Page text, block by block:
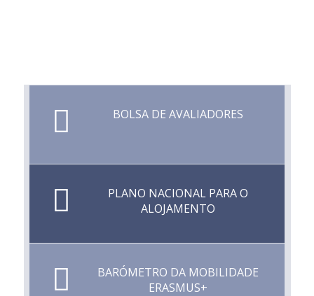
BOLSA DE AVALIADORES
PLANO NACIONAL PARA O
ALOJAMENTO
BARÓMETRO DA MOBILIDADE
ERASMUS+